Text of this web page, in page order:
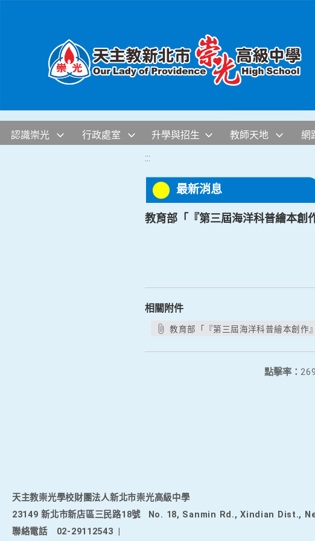
認識崇光 行政處室 升學與招生 教師天地 網
:::
最新消息
教育部「『第三屆海洋科普繪本創
相關附件
教育部「『第三屆海洋科普繪本創作
點擊率： 269
天主教崇光學校財團法人新北市崇光高級中學
23149 新北市新店區三民路18號
No. 18, Sanmin Rd., Xindian Dist.,
聯絡電話
02-29112543